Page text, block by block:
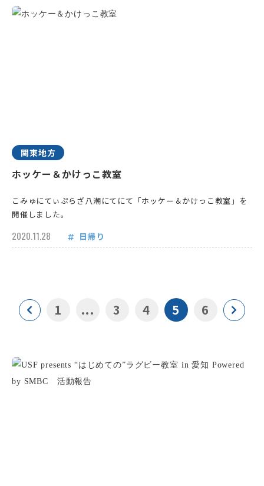
関東地方
ホッケー＆かけっこ教室
こみゅにてぃぷらざ八潮にてにて「ホッケー＆かけっこ教室」を
開催しました。
2020.11.28 日帰り
1 ... 3 4 5 6